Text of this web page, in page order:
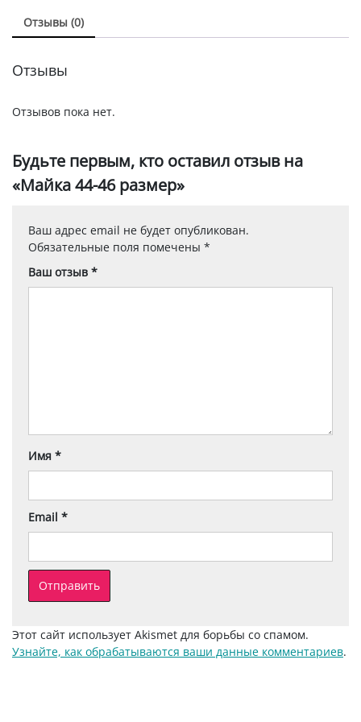
Отзывы (0)
Отзывы
Отзывов пока нет.
Будьте первым, кто оставил отзыв на
«Майка 44-46 размер»
Ваш адрес email не будет опубликован.
Обязательные поля помечены *
Ваш отзыв *
Имя *
Email *
Этот сайт использует Akismet для борьбы со спамом.
Узнайте, как обрабатываются ваши данные комментариев.